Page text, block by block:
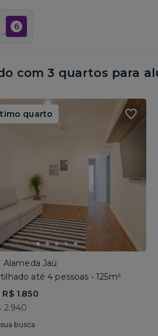
Compartilhado, 3+ Quartos, Alto da Lapa, Vagas de garagem: Sim, Não mobiliado, Piscina 6
com 3 quartos para
quarto
Alameda Jaú
até 4 pessoas • 125m²
1.850
2.940
busca